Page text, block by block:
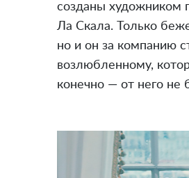
созданы художником
Ла Скала. Только
но и он за компанию
возлюбленному,
конечно — от него не